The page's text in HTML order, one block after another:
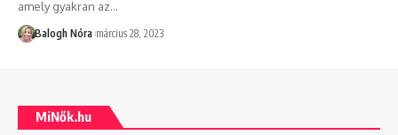
amely gyakran az…
Balogh Nóra március 28, 2023
MiNők.hu